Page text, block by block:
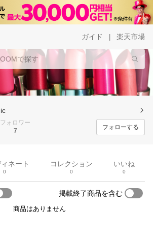
ガイド 楽天市場
フォロワー
7
フォローする
ネート
0
コレクション
0
いいね
0
掲載終了商品を含む
商品はありません